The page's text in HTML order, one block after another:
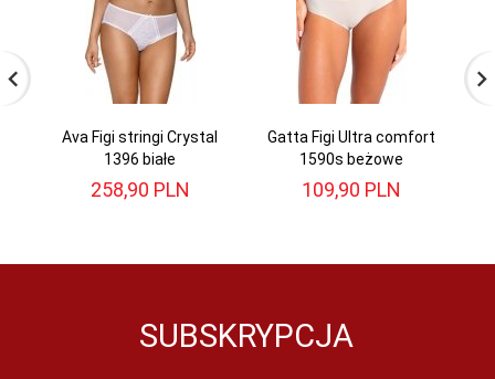
Ava Figi stringi Crystal
1396 białe
258,90 PLN
Gatta Figi Ultra comfort
1590s beżowe
109,90 PLN
SUBSKRYPCJA